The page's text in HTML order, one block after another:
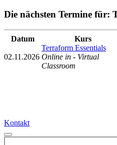
Die nächsten Termine für:
Datum Kurs
02.11.2026
Terraform Essentials
Online in - Virtual
Classroom
Kontakt